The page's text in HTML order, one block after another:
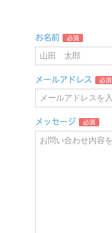
お名前 必須
メールアドレス 必須
メッセージ 必須